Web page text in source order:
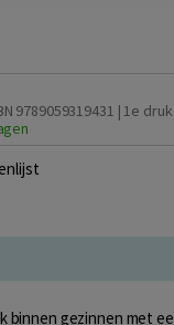
9789059319431 | 1e druk
binnen gezinnen met